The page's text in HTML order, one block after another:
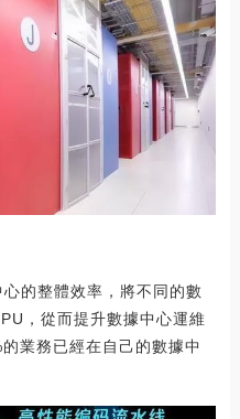
的整體效率，將不同的數
，從而提升數據中心運維
業務已經在自己的數據中